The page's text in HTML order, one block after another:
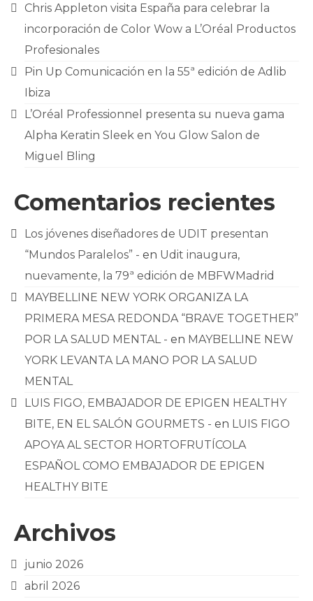
Chris Appleton visita España para celebrar la
incorporación de Color Wow a L’Oréal Productos
Profesionales
Pin Up Comunicación en la 55ª edición de Adlib
Ibiza
L’Oréal Professionnel presenta su nueva gama
Alpha Keratin Sleek en You Glow Salon de
Miguel Bling
Comentarios recientes
Los jóvenes diseñadores de UDIT presentan
“Mundos Paralelos” - en Udit inaugura,
nuevamente, la 79ª edición de MBFWMadrid
MAYBELLINE NEW YORK ORGANIZA LA
PRIMERA MESA REDONDA “BRAVE TOGETHER”
POR LA SALUD MENTAL - en MAYBELLINE NEW
YORK LEVANTA LA MANO POR LA SALUD
MENTAL
LUIS FIGO, EMBAJADOR DE EPIGEN HEALTHY
BITE, EN EL SALÓN GOURMETS - en LUIS FIGO
APOYA AL SECTOR HORTOFRUTÍCOLA
ESPAÑOL COMO EMBAJADOR DE EPIGEN
HEALTHY BITE
Archivos
junio 2026
abril 2026